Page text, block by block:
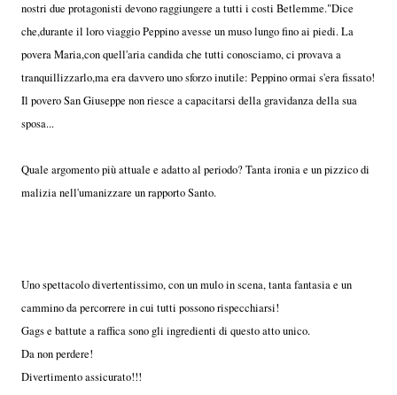
nostri due protagonisti devono raggiungere a tutti i costi Betlemme."Dice
che,durante il loro viaggio Peppino avesse un muso lungo fino ai piedi. La
povera Maria,con quell'aria candida che tutti conosciamo, ci provava a
tranquillizzarlo,ma era davvero uno sforzo inutile: Peppino ormai s'era fissato!
Il povero San Giuseppe non riesce a capacitarsi della gravidanza della sua
sposa...
Quale argomento più attuale e adatto al periodo? Tanta ironia e un pizzico di
malizia nell'umanizzare un rapporto Santo.
Uno spettacolo divertentissimo, con un mulo in scena, tanta fantasia e un
cammino da percorrere in cui tutti possono rispecchiarsi!
Gags e battute a raffica sono gli ingredienti di questo atto unico.
Da non perdere!
Divertimento assicurato!!!